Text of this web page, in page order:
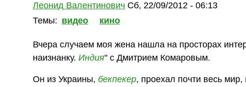
Леонид Валентинович Сб, 22/09/2012 - 06:13
Темы: видео кино
Вчера случаем моя жена нашла на просторах
наизнанку.Индия" с Дмитрием Комаровым.
Он из Украины, бекпекер, проехал почти весь